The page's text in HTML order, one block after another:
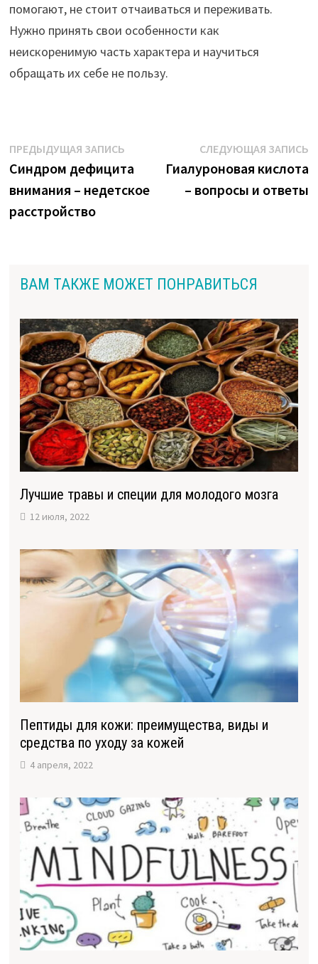
помогают, не стоит отчаиваться и переживать.
Нужно принять свои особенности как
неискоренимую часть характера и научиться
обращать их себе не пользу.
Навигация
по
записям
ПРЕДЫДУЩАЯ ЗАПИСЬПредыдущая
запись:
Синдром дефицита
внимания – недетское
расстройство
СЛЕДУЮЩАЯ ЗАПИСЬ
Гиалуроновая кислота
– вопросы и ответы
ВАМ ТАКЖЕ МОЖЕТ ПОНРАВИТЬСЯ
Лучшие травы и специи для молодого мозга
12 июля, 2022
Пептиды для кожи: преимущества, виды и
средства по уходу за кожей
4 апреля, 2022